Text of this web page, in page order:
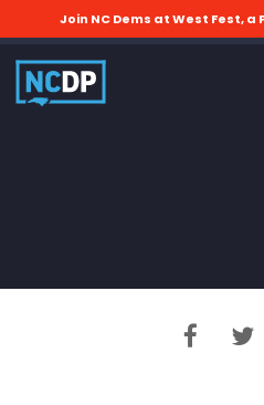
Join NC Dems at West Fest,